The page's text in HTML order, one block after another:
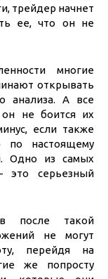
трейдер начнет
ее, что он не
многие
открывать
анализа. А все
не боится их
если также
по настоящему
Одно из самых
это серьезный
после такой
не могут
перейдя на
же попросту